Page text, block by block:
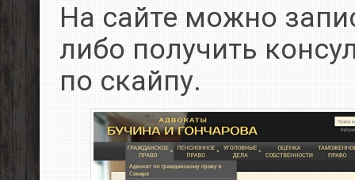
На сайте можно
либо получить
по скайпу.